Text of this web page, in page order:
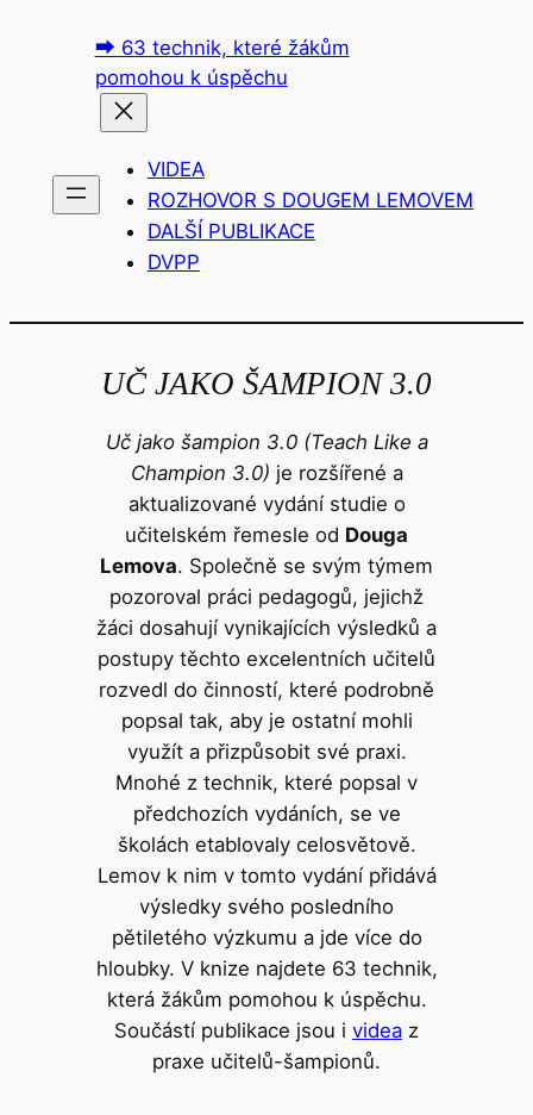
⮕ 63 technik, které žákům
pomohou k úspěchu
VIDEA
ROZHOVOR S DOUGEM LEMOVEM
DALŠÍ PUBLIKACE
DVPP
UČ JAKO ŠAMPION 3.0
Uč jako šampion 3.0 (Teach Like a
Champion 3.0) je rozšířené a
aktualizované vydání studie o
učitelském řemesle od Douga
Lemova. Společně se svým týmem
pozoroval práci pedagogů, jejichž
žáci dosahují vynikajících výsledků a
postupy těchto excelentních učitelů
rozvedl do činností, které podrobně
popsal tak, aby je ostatní mohli
využít a přizpůsobit své praxi.
Mnohé z technik, které popsal v
předchozích vydáních, se ve
školách etablovaly celosvětově.
Lemov k nim v tomto vydání přidává
výsledky svého posledního
pětiletého výzkumu a jde více do
hloubky. V knize najdete 63 technik,
která žákům pomohou k úspěchu.
Součástí publikace jsou i videa z
praxe učitelů-šampionů.